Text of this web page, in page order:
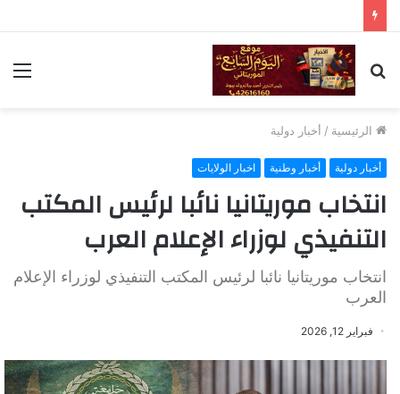
بحث
عن
الرئيسية / أخبار دولية
أخبار دولية أخبار وطنية اخبار الولايات
انتخاب موريتانيا نائبا لرئيس المكتب
التنفيذي لوزراء الإعلام العرب
انتخاب موريتانيا نائبا لرئيس المكتب التنفيذي لوزراء الإعلام
العرب
فبراير 12, 2026